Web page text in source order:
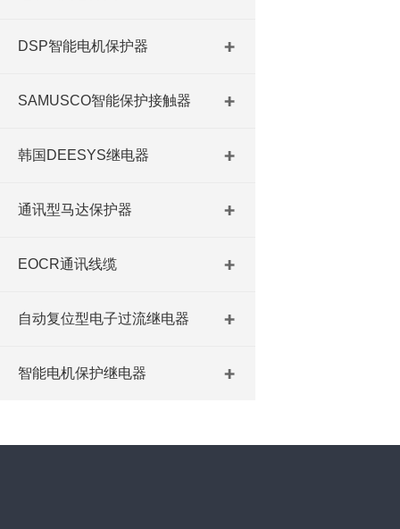
DSP智能电机保护器
SAMUSCO智能保护接触器
韩国DEESYS继电器
通讯型马达保护器
EOCR通讯线缆
自动复位型电子过流继电器
智能电机保护继电器